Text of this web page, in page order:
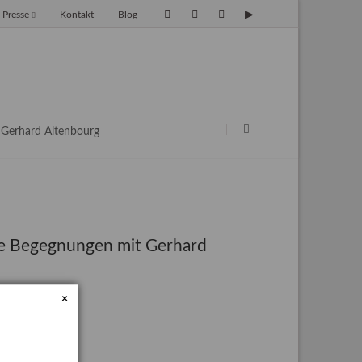
Blog
Kontakt
Presse
Gerhard Altenbourg
Begegnungen mit Gerhard
×